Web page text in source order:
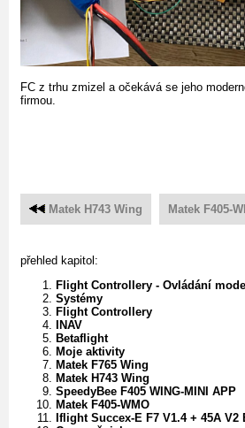
FC z trhu zmizel a očekává se jeho
firmou.
Matek H743 Wing Matek F405-
přehled kapitol:
Flight Controllery - Ovládání
Systémy
Flight Controllery
INAV
Betaflight
Moje aktivity
Matek F765 Wing
Matek H743 Wing
SpeedyBee F405 WING-MINI APP
Matek F405-WMO
Iflight Succex-E F7 V1.4 + 45A V2